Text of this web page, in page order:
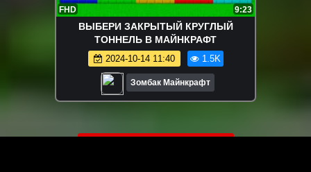
FHD 9:23
ВЫБЕРИ ЗАКРЫТЫЙ КРУГЛЫЙ
ТОННЕЛЬ В МАЙНКРАФТ
2024-10-14 11:40 1.5K
Зомбак Майнкрафт